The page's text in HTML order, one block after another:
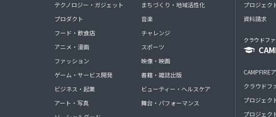
テクノロジー・ガジェット
プロダクト
フード・飲食店
アニメ・漫画
ファッション
ゲーム・サービス開発
ビジネス・起業
アート・写真
まちづくり・地域活性化
音楽
チャレンジ
スポーツ
映像・映画
書籍・雑誌出版
ビューティー・ヘルスケア
舞台・パフォーマンス
プロジェク
資料請求
クラウドフ
CAMPFIRE
クラウドフ
プロジェク
プロジェク